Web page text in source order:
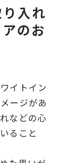
入れ
のお
イトイン
ージがあ
などの心
ること